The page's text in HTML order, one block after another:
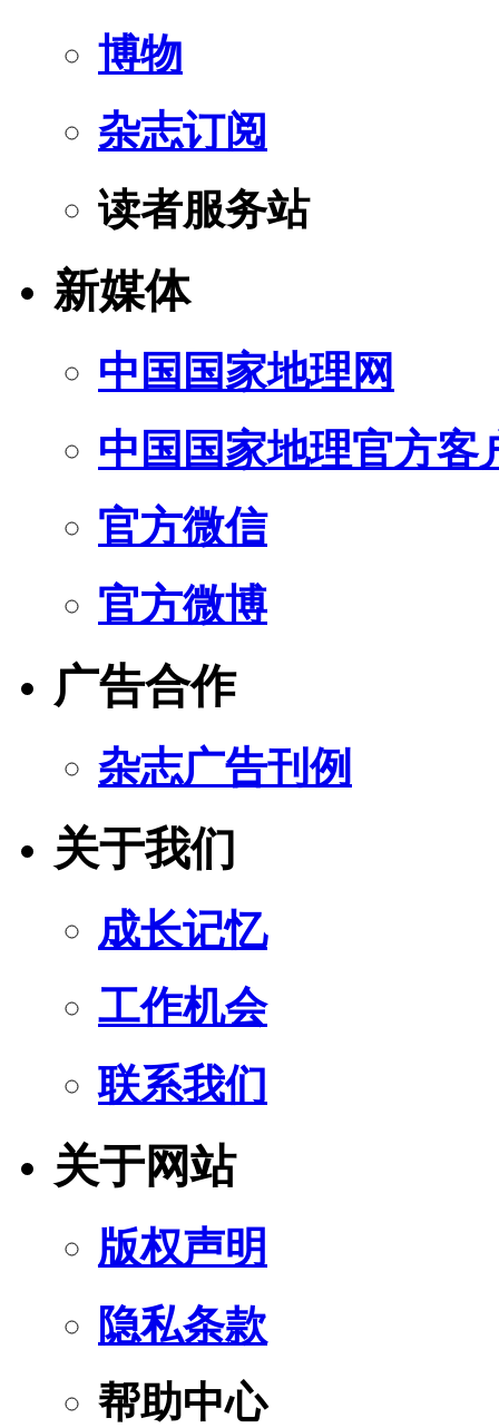
博物
杂志订阅
读者服务站
新媒体
中国国家地理网
中国国家地理官方客
官方微信
官方微博
广告合作
杂志广告刊例
关于我们
成长记忆
工作机会
联系我们
关于网站
版权声明
隐私条款
帮助中心